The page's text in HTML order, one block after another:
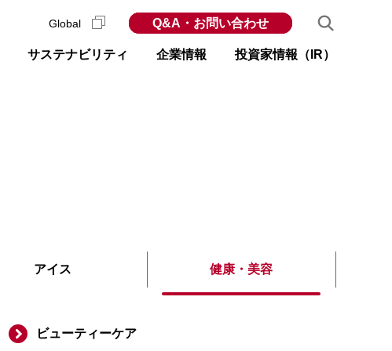
サステナビリティ 企業情報 投資家情報（IR）
Global Q&A・お問い合わせ
アイス 健康 ・ 美容
ビューティーケア